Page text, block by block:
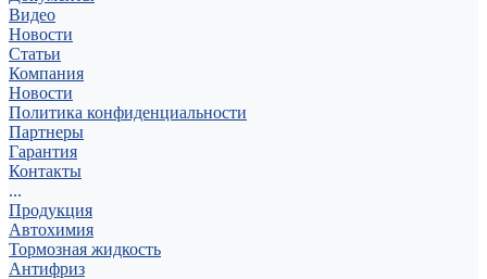
Видео
Новости
Статьи
Компания
Новости
Политика конфиденциальности
Партнеры
Гарантия
Контакты
...
Продукция
Автохимия
Тормозная жидкость
Антифриз